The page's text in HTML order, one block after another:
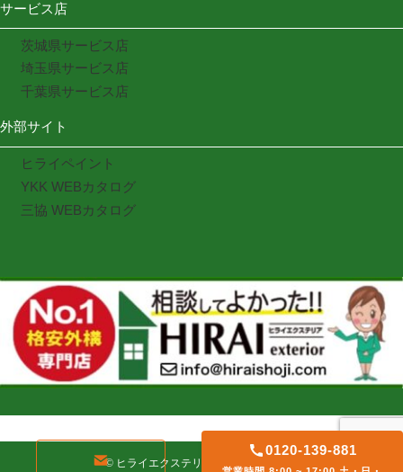
サービス店
茨城県サービス店
埼玉県サービス店
千葉県サービス店
外部サイト
ヒライペイント
YKK WEBカタログ
三協 WEBカタログ
0120-139-881
© ヒライエクステリア. All rights reserved